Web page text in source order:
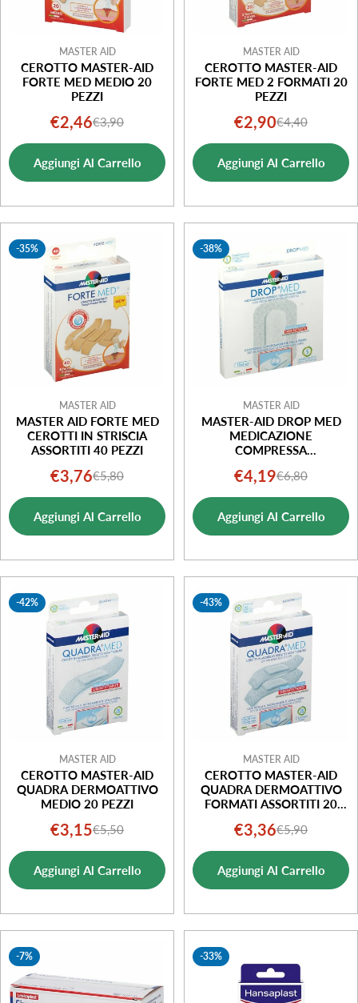
MASTER AID
CEROTTO MASTER-AID
FORTE MED MEDIO 20
PEZZI
Prezzo
di
vendita
€2,46Prezzo
normale
€3,90
Aggiungi Al Carrello
MASTER AID
CEROTTO MASTER-AID
FORTE MED 2 FORMATI 20
PEZZI
Prezzo
di
vendita
€2,90Prezzo
normale
€4,40
Aggiungi Al Carrello
-35%
MASTER AID
MASTER AID FORTE MED
CEROTTI IN STRISCIA
ASSORTITI 40 PEZZI
Prezzo
di
vendita
€3,76Prezzo
normale
€5,80
Aggiungi Al Carrello
-38%
MASTER AID
MASTER-AID DROP MED
MEDICAZIONE
COMPRESSA
PEZZIPrezzo
di
vendita
€4,19Prezzo
normale
€6,80
Aggiungi Al Carrello
-42%
MASTER AID
CEROTTO MASTER-AID
QUADRA DERMOATTIVO
MEDIO 20 PEZZI
Prezzo
di
vendita
€3,15Prezzo
normale
€5,50
Aggiungi Al Carrello
-43%
MASTER AID
CEROTTO MASTER-AID
QUADRA DERMOATTIVO
FORMATI ASSORTITI 20
Prezzo
di
vendita
€3,36Prezzo
normale
€5,90
Aggiungi Al Carrello
-7% -33%